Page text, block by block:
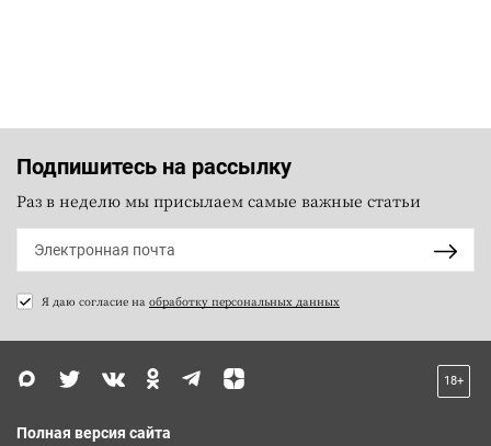
Подпишитесь на рассылку
Раз в неделю мы присылаем самые важные статьи
Я даю согласие на обработку персональных данных
18+
Полная версия сайта